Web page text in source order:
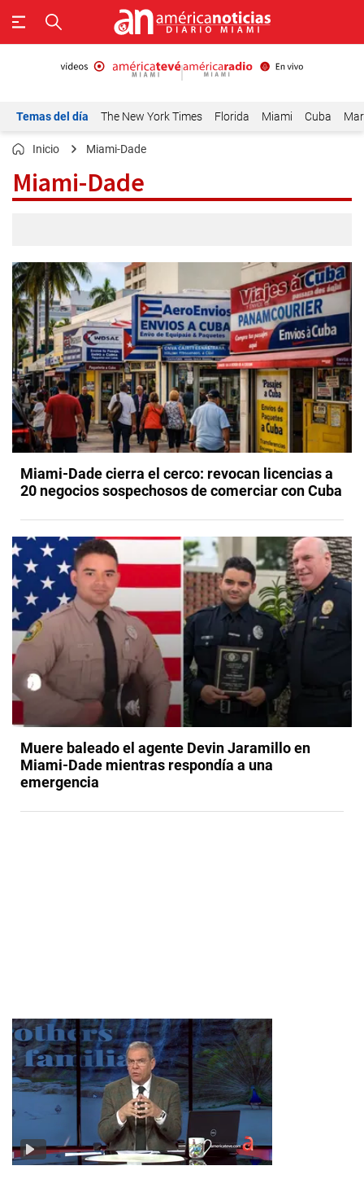
Temas del día The New York Times Florida Miami Cuba
Inicio Miami-Dade
Miami-Dade
Miami-Dade cierra el cerco: revocan licencias a
20 negocios sospechosos de comerciar con Cuba
Muere baleado el agente Devin Jaramillo en
Miami-Dade mientras respondía a una
emergencia